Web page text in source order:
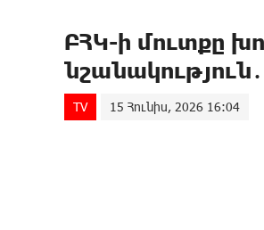
ԲՀԿ-ի մուտքը
TV 15 Հունիս, 2026 16:04